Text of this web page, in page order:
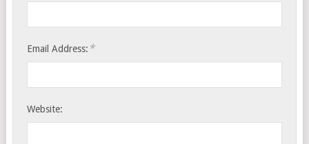
Email Address: *
Website: